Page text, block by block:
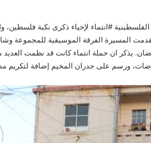
المسيرة الفرقة الموسيقية للمجموعة
ورسم على جدران المخيم إضافة لتكريم